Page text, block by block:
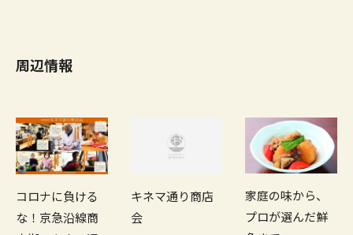
周辺情報
コロナに負ける
な！京急沿線商
キネマ通り商店
会
家庭の味から、
プロが選んだ鮮